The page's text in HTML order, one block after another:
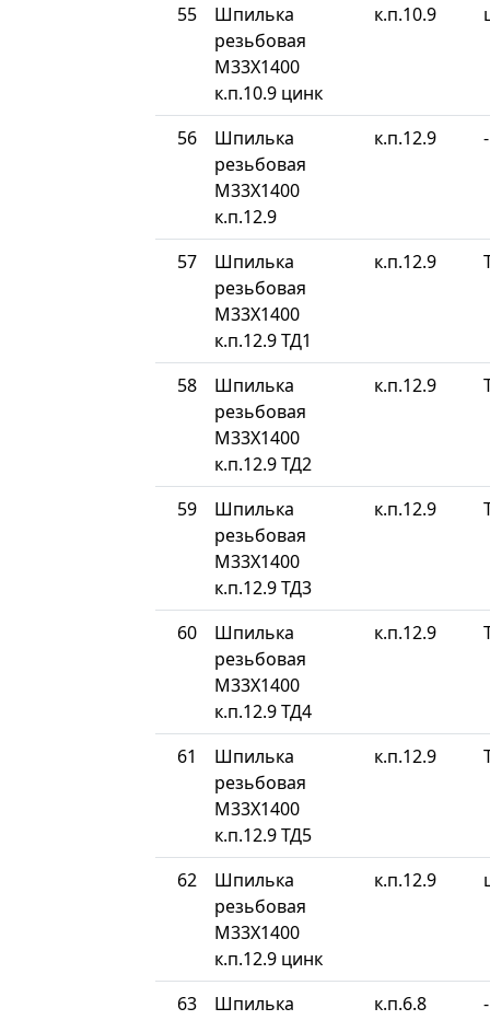
55
Шпилька
резьбовая
М33Х1400
к.п.10.9 цинк
к.п.10.9
56
Шпилька
резьбовая
М33Х1400
к.п.12.9
к.п.12.9 -
57
Шпилька
резьбовая
М33Х1400
к.п.12.9 ТД1
к.п.12.9
58
Шпилька
резьбовая
М33Х1400
к.п.12.9 ТД2
к.п.12.9
59
Шпилька
резьбовая
М33Х1400
к.п.12.9 ТД3
к.п.12.9
60
Шпилька
резьбовая
М33Х1400
к.п.12.9 ТД4
к.п.12.9
61
Шпилька
резьбовая
М33Х1400
к.п.12.9 ТД5
к.п.12.9
62
Шпилька
резьбовая
М33Х1400
к.п.12.9 цинк
к.п.12.9
63
Шпилька
к.п.6.8 -